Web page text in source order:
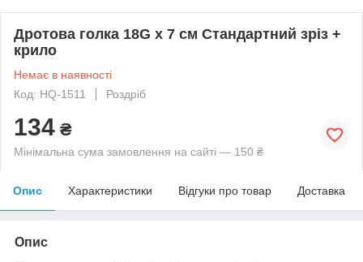
Дротова голка 18G x 7 см Стандартний зріз +
крило
Немає в наявності
Код: HQ-1511
Роздріб
134 ₴
Мінімальна сума замовлення на сайті — 150 ₴
Опис Характеристики Відгуки про товар Доставка
Опис